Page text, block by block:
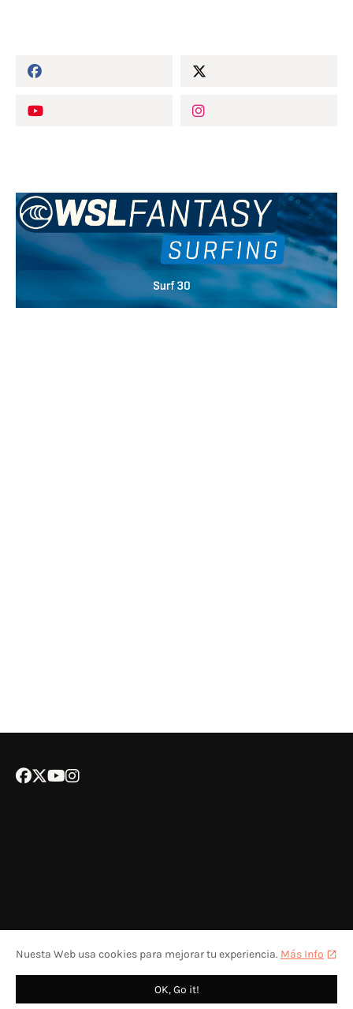
POLÍTICA DE COOKIESCONTACTA CON NOSOTROSCOLABORA
Nuesta Web usa cookies para mejorar tu experiencia. Más Info
OK, Go it!